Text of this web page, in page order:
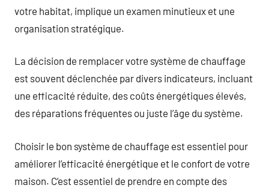
votre habitat, implique un examen minutieux et une
organisation stratégique.
La décision de remplacer votre système de chauffage
est souvent déclenchée par divers indicateurs, incluant
une efficacité réduite, des coûts énergétiques élevés,
des réparations fréquentes ou juste l’âge du système.
Choisir le bon système de chauffage est essentiel pour
améliorer l’efficacité énergétique et le confort de votre
maison. C’est essentiel de prendre en compte des